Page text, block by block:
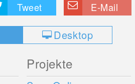
Tweet E-Mail
Desktop
Projekte